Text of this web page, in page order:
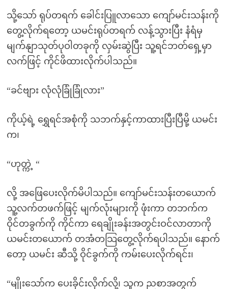
သို့သော် ရုပ်တရက် ခေါင်းပြူလာသော ကျော်မင်းသန်းကို
တွေ့လိုက်ရတော့ ယမင်းရုပ်တရက် လန့်သွားပြီး နံရံမှ
မျက်နျာသုတ်ပုဝါတခုကို လှမ်းဆွဲပြီး သူ့ရင်ဘတ်ရှေ့မှာ
လက်ဖြင့် ကိုင်ဖိထားလိုက်ပါသည်။
“ခင်ဗျား လုံလုံခြုံခြုံလား”
ကိုယ့်ရဲ့ ရွှေရင်အစုံကို သဘက်နှင့်ကာထားပြီးပြီမို့ ယမင်း
က၊
“ဟုတ္ကဲ့ “
လို့ အဖြေပေးလိုက်မိပါသည်။ ကျော်မင်းသန်းတယောက်
သူ့လက်တဖက်ဖြင့် မျက်လုံးများကို ဖုံးကာ တဘက်က
ဝိုင်တခွက်ကို ကိုင်ကာ ရေချိုးခန်းအတွင်းဝင်လာတာကို
ယမင်းတယောက် တအံတသြတွေ့လိုက်ရပါသည်။ နောက်
တော့ ယမင်း ဆီသို့ ဝိုင်ခွက်ကို ကမ်းပေးလိုက်ရင်း၊
“မျိုးသော်က ပေးခိုင်းလိုက်လို့၊ သူက ညစာအတွက်